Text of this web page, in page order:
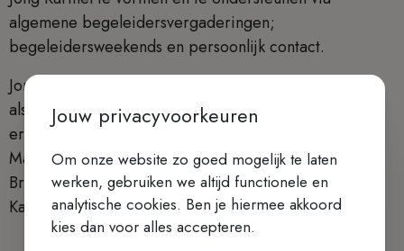
algemene begeleidersvergaderingen;
begeleidersweekends en persoonlijk contact.
Jong Karmel kernteam bestaat zowel uit begeleiders
als uit een aantal 'oud-leiding' die al over heel wat
ervaring in het jeugdwerk beschikken. Katharina
Mabilde is momenteel voorzitter, Valerie de
Brabanter, Thomas Goyvaerts, Samuel Goyvaerts en
Kaat Plasmans zijn de andere leden van het kernteam.
Jouw privacyvoorkeuren
Om onze website zo goed mogelijk te laten
werken, gebruiken we altijd functionele en
analytische cookies. Ben je hiermee akkoord
kies dan voor alles accepteren.